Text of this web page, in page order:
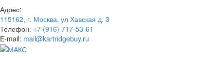
Адрес:
115162, г. Москва, ул Хавская д. 3
Телефон: +7 (916) 717-53-61
E-mail: mail@kartridgebuy.ru